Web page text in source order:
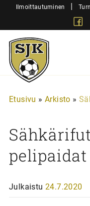
SiirryIlmoittautuminen |
Sjk-
Juniorit
Etusivu » Arkisto »
pelipaidat
Julkaistu 24.7.2020